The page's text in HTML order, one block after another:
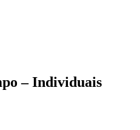
– Individuais